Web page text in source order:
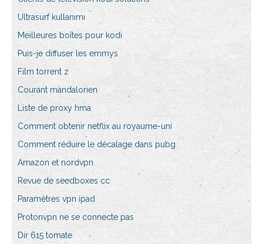
Ultrasurf kullanımı
Meilleures boîtes pour kodi
Puis-je diffuser les emmys
Film torrent z
Courant mandalorien
Liste de proxy hma
Comment obtenir netflix au royaume-uni
Comment réduire le décalage dans pubg
Amazon et nordvpn
Revue de seedboxes cc
Paramètres vpn ipad
Protonvpn ne se connecte pas
Dir 615 tomate